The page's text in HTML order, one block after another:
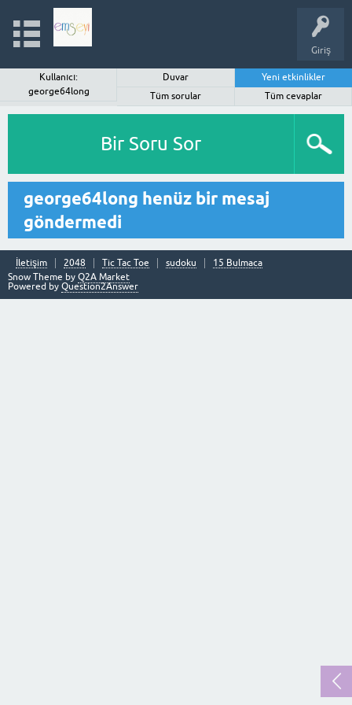
Giriş
Kullanıcı:
george64long
Duvar
Yeni etkinlikler
Tüm sorular
Tüm cevaplar
Bir Soru Sor
george64long henüz bir mesaj
göndermedi
İletişim 2048 Tic Tac Toe sudoku
15 Bulmaca
Snow Theme by Q2A Market
Powered by Question2Answer